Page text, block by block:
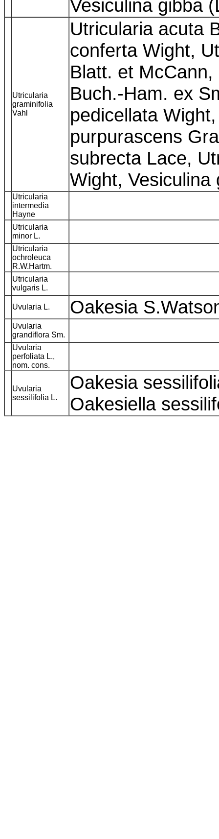
Vesiculina gibba
Utricularia
graminifolia
Vahl
Utricularia acuta
conferta Wight,
Blatt. et
Buch.-Ham. ex
pedicellata
purpurascens
subrecta Lace,
Wight,
Utricularia
intermedia
Hayne
Utricularia
minor L.
Utricularia
ochroleuca
R.W.Hartm.
Utricularia
vulgaris L.
Uvularia L. Oakesia
Uvularia
grandiflora Sm.
Uvularia
perfoliata L.,
nom. cons.
Uvularia
sessilifolia L.
Oakesia
Oakesiella